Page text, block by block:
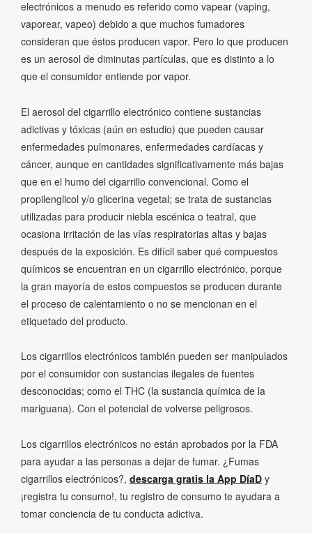
electrónicos a menudo es referido como vapear (vaping,
vaporear, vapeo) debido a que muchos fumadores
consideran que éstos producen vapor. Pero lo que producen
es un aerosol de diminutas partículas, que es distinto a lo
que el consumidor entiende por vapor.
El aerosol del cigarrillo electrónico contiene sustancias
adictivas y tóxicas (aún en estudio) que pueden causar
enfermedades pulmonares, enfermedades cardíacas y
cáncer, aunque en cantidades significativamente más bajas
que en el humo del cigarrillo convencional. Como el
propilenglicol y/o glicerina vegetal; se trata de sustancias
utilizadas para producir niebla escénica o teatral, que
ocasiona irritación de las vías respiratorias altas y bajas
después de la exposición. Es difícil saber qué compuestos
químicos se encuentran en un cigarrillo electrónico, porque
la gran mayoría de estos compuestos se producen durante
el proceso de calentamiento o no se mencionan en el
etiquetado del producto.
Los cigarrillos electrónicos también pueden ser manipulados
por el consumidor con sustancias ilegales de fuentes
desconocidas; como el THC (la sustancia química de la
mariguana). Con el potencial de volverse peligrosos.
Los cigarrillos electrónicos no están aprobados por la FDA
para ayudar a las personas a dejar de fumar. ¿Fumas
cigarrillos electrónicos?, descarga gratis la App DíaD y
¡registra tu consumo!, tu registro de consumo te ayudara a
tomar conciencia de tu conducta adictiva.